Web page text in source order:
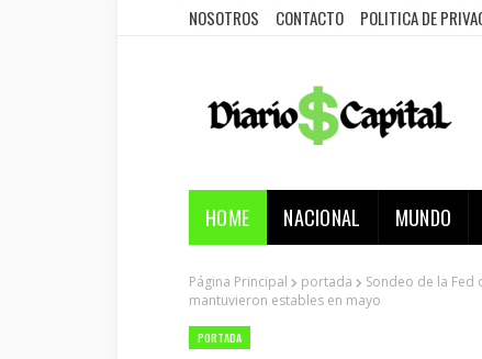
NOSOTROS CONTACTO POLITICA DE
HOME NACIONAL MUNDO
Página Principal portada
Sondeo de la Fed
mantuvieron estables en mayo
PORTADA